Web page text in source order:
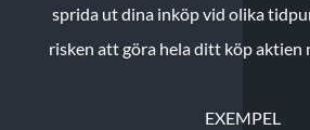
sprida ut dina inköp vid olika
risken att göra hela ditt köp aktien
EXEMPEL